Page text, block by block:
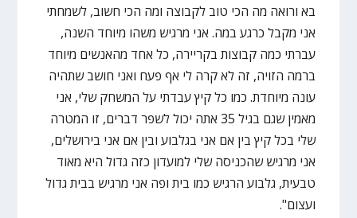
בא ורואה מה הכי טוב לקבוצה ומה הכי חשוב, לשמחתי
אני מקבל כרגע במה. אני מרגיש משהו מיוחד השנה,
עברתי כמה קבוצות בקריירה, כל אחד מהאנשים מיוחד
ברמה הזויה, זה לא קרה לי אף פעח ואני חושב שתהיה
עונה מיוחדת. כמו כל קיץ עבדתי על המשחק שלי, אני
מאמין שגם בגיל 35 אתה יכול לשפר דברים, זו המטרה
שלי בכל קיץ בין אם אני בגלבוע ובין אם אני בירושלים,
אני מרגיש שהכניסה שלי למועדון כזה גדול היא מאוד
טבעית, גלבוע הרגיש כמו בית ופה אני מרגיש בבית גדול
ועצום".